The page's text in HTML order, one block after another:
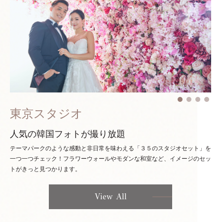
東京スタジオ
人気の韓国フォトが撮り放題
テーマパークのような感動と非日常を味わえる「３５のスタジオセット」を
一つ一つチェック！ フラワーウォールやモダンな和室など、イメージのセッ
トがきっと見つかります。
View All